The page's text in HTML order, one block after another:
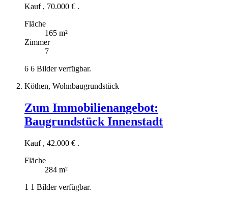
Kauf , 70.000 € .
Fläche
165 m²
Zimmer
7
6 6 Bilder verfügbar.
Köthen, Wohnbaugrundstück
Zum Immobilienangebot:
Baugrundstück Innenstadt
Kauf , 42.000 € .
Fläche
284 m²
1 1 Bilder verfügbar.